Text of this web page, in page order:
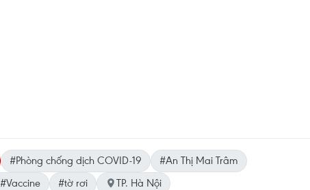
#Phòng chống dịch COVID-19
#An Thị Mai Trâm
#Vaccine #tờ rơi TP. Hà Nội